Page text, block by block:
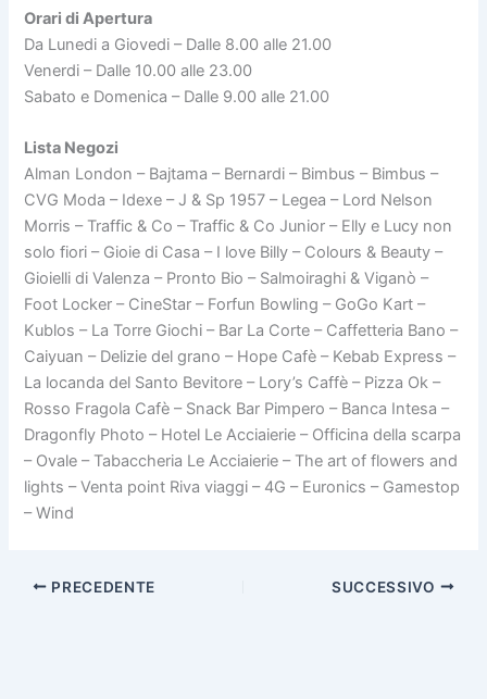
Orari di Apertura
Da Lunedi a Giovedi – Dalle 8.00 alle 21.00
Venerdi – Dalle 10.00 alle 23.00
Sabato e Domenica – Dalle 9.00 alle 21.00
Lista Negozi
Alman London – Bajtama – Bernardi – Bimbus – Bimbus –
CVG Moda – Idexe – J & Sp 1957 – Legea – Lord Nelson
Morris – Traffic & Co – Traffic & Co Junior – Elly e Lucy non
solo fiori – Gioie di Casa – I love Billy – Colours & Beauty –
Gioielli di Valenza – Pronto Bio – Salmoiraghi & Viganò –
Foot Locker – CineStar – Forfun Bowling – GoGo Kart –
Kublos – La Torre Giochi – Bar La Corte – Caffetteria Bano –
Caiyuan – Delizie del grano – Hope Cafè – Kebab Express –
La locanda del Santo Bevitore – Lory’s Caffè – Pizza Ok –
Rosso Fragola Cafè – Snack Bar Pimpero – Banca Intesa –
Dragonfly Photo – Hotel Le Acciaierie – Officina della scarpa
– Ovale – Tabaccheria Le Acciaierie – The art of flowers and
lights – Venta point Riva viaggi – 4G – Euronics – Gamestop
– Wind
PRECEDENTE SUCCESSIVO